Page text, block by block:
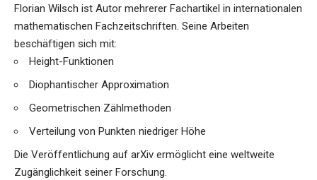
Florian Wilsch ist Autor mehrerer Fachartikel in internationalen
mathematischen Fachzeitschriften. Seine Arbeiten
beschäftigen sich mit:
Height-Funktionen
Diophantischer Approximation
Geometrischen Zählmethoden
Verteilung von Punkten niedriger Höhe
Die Veröffentlichung auf arXiv ermöglicht eine weltweite
Zugänglichkeit seiner Forschung.